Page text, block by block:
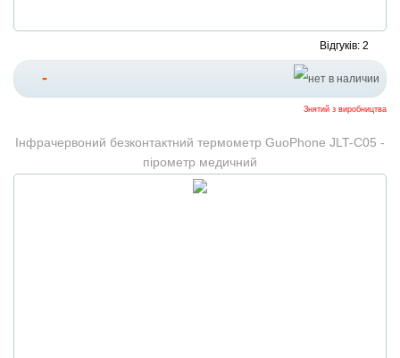
Відгуків: 2
-
Знятий з виробництва
Інфрачервоний безконтактний термометр GuoPhone JLT-C05 -
пірометр медичний